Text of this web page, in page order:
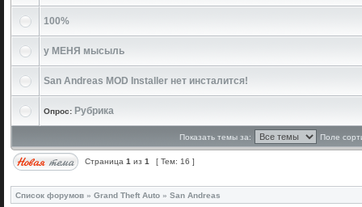
100%
у МЕНЯ мысыль
San Andreas MOD Installer нет инсталится!
Опрос: Рубрика
Показать темы за: Поле
Страница 1 из 1 [ Тем: 16 ]
Список форумов » Grand Theft Auto » San Andreas